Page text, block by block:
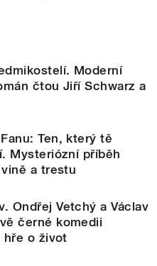
Moderní
čtou Jiří Schwarz a
Ten, který tě
Mysteriózní příběh
a trestu
Ondřej Vetchý a Václav
černé komedii
hře o život